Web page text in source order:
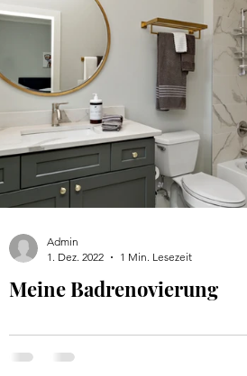
Meine Badrenovierung
Admin
1. Dez. 2022
1 Min. Lesezeit